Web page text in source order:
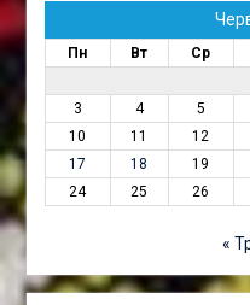
Пн Вт Ср
3
4 5
10
11 12
17
18 19
24
25 26
«